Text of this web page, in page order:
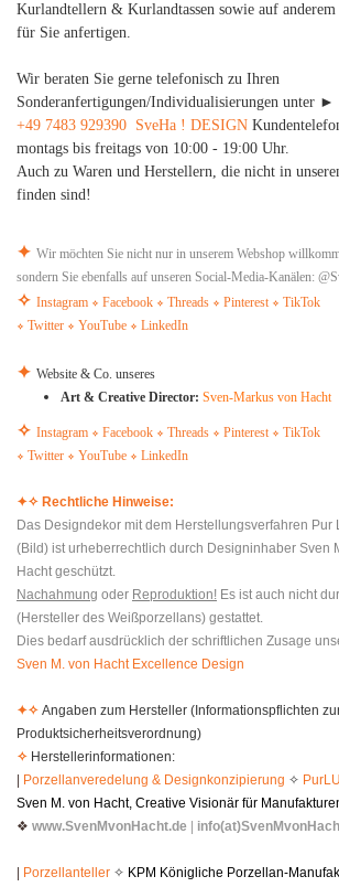
Kurlandtellern & Kurlandtassen sowie auf
für Sie anfertigen.
Wir beraten Sie gerne telefonisch zu Ihren
Sonderanfertigungen/Individualisierungen unter ►
+49 7483 929390 SveHa ! DESIGN
montags bis freitags von 10:00 - 19:00 Uhr.
Auch zu Waren und Herstellern, die nicht in
finden sind!
✦ Wir möchten Sie nicht nur in unserem Webshop
sondern Sie ebenfalls auf unseren Social-Media-Kanälen:
✧ Instagram ✧ Facebook ✧ Threads ✧ Pinterest ✧ TikTok
✧ Twitter ✧ YouTube ✧ LinkedIn
✦ Website & Co. unseres
Art & Creative Director: Sven-Markus von Hacht
✧ Instagram ✧ Facebook ✧ Threads ✧ Pinterest ✧ TikTok
✧ Twitter ✧ YouTube ✧ LinkedIn
✦✧ Rechtliche Hinweise:
Das Designdekor mit dem Herstellungsverfahren Pur
(Bild) ist urheberrechtlich durch Designinhaber Sven
Hacht geschützt.
Nachahmung oder Reproduktion! Es ist auch nicht
(Hersteller des Weißporzellans) gestattet.
Dies bedarf ausdrücklich der schriftlichen Zusage
Sven M. von Hacht Excellence Design
✦✧ Angaben zum Hersteller (Informationspflichten
Produktsicherheitsverordnung)
✧ Herstellerinformationen:
Porzellanveredelung & Designkonzipierung ✧
Sven M. von Hacht, Creative Visionär für
❖ www.SvenMvonHacht.de
Porzellanteller ✧ KPM Königliche Porzellan-